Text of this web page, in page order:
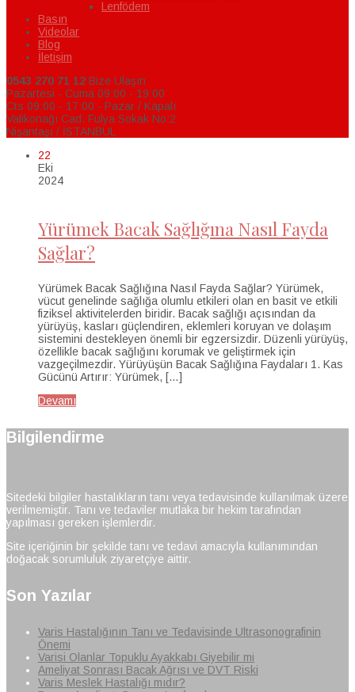
Lenfödem
Basın
Videolar
Blog
İletişim
0543 270 71 12 Bize Ulaşın
Pazartesi - Cuma 09:00 - 19:00
Cts 09:00 - 17:00 - Pazar / Kapalı
Valikonağı Cad. Fulya Sokak No:2
Nişantaşı / İSTANBUL
22
Eki
2024
Yürümek Bacak Sağlığına Nasıl Fayda
Sağlar?
Yürümek Bacak Sağlığına Nasıl Fayda Sağlar? Yürümek,
vücut genelinde sağlığa olumlu etkileri olan en basit ve etkili
fiziksel aktivitelerden biridir. Bacak sağlığı açısından da
yürüyüş, kasları güçlendiren, eklemleri koruyan ve dolaşım
sistemini destekleyen önemli bir egzersizdir. Düzenli yürüyüş,
özellikle bacak sağlığını korumak ve geliştirmek için
vazgeçilmezdir. Yürüyüşün Bacak Sağlığına Faydaları 1. Kas
Gücünü Artırır: Yürümek, […]
Devamı
Bilgilendirme
Sitedeki bilgiler hastalıkların tanı veya tedavisinde kullanılmak üzere
verilmemiştir. Tanı ve tedaviler mutlaka bir hekim tarafından
yapılması gereken işlemlerdir.
Site içeriğinin bir şekilde tanı ve tedavi amacıyla kullanımından
doğacak sorumluluk ziyaretçiye aittir.
Son Yazılar
Varis Hastalığının Tanı ve Tedavisinde Ultrasonografinin
Önemi
Varisi Olanlar Topuklu Ayakkabı Giyebilir mi
Ameliyat Sonrası Bacak Ağrısı ve DVT Riski
Varis Meslek Hastalığı mıdır?